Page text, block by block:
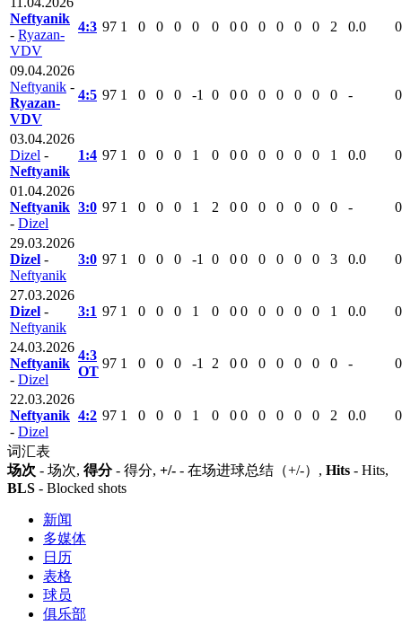
Neftyanik
- Ryazan-
VDV
4:3 97 1 0 0 0 0 0 0 0 0 0 0 0 2 0.0 0
09.04.2026
Neftyanik -
Ryazan-
VDV
4:5 97 1 0 0 0 -1 0 0 0 0 0 0 0 0 - 0
03.04.2026
Dizel -
Neftyanik
1:4 97 1 0 0 0 1 0 0 0 0 0 0 0 1 0.0 0
01.04.2026
Neftyanik
- Dizel
3:0 97 1 0 0 0 1 2 0 0 0 0 0 0 0 - 0
29.03.2026
Dizel -
Neftyanik
3:0 97 1 0 0 0 -1 0 0 0 0 0 0 0 3 0.0 0
27.03.2026
Dizel -
Neftyanik
3:1 97 1 0 0 0 1 0 0 0 0 0 0 0 1 0.0 0
24.03.2026
Neftyanik
- Dizel
4:3
ОТ
97 1 0 0 0 -1 2 0 0 0 0 0 0 0 - 0
22.03.2026
Neftyanik
- Dizel
4:2 97 1 0 0 0 1 0 0 0 0 0 0 0 2 0.0 0
词汇表
场次 - 场次, 得分- 得分, +/- - 在场进球总结（+/-）, Hits - Hits,
BLS - Blocked shots
新闻
多媒体
日历
表格
球员
俱乐部